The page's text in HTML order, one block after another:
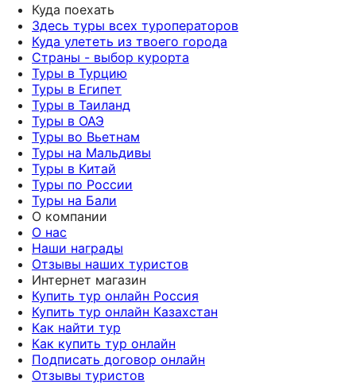
Куда поехать
Здесь туры всех туроператоров
Куда улететь из твоего города
Страны - выбор курорта
Туры в Турцию
Туры в Египет
Туры в Таиланд
Туры в ОАЭ
Туры во Вьетнам
Туры на Мальдивы
Туры в Китай
Туры по России
Туры на Бали
О компании
О нас
Наши награды
Отзывы наших туристов
Интернет магазин
Купить тур онлайн Россия
Купить тур онлайн Казахстан
Как найти тур
Как купить тур онлайн
Подписать договор онлайн
Отзывы туристов